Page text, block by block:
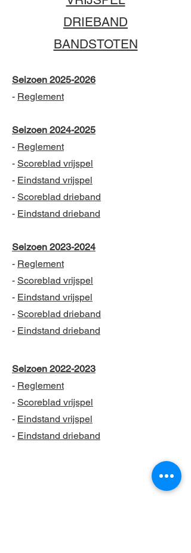
DRIEBAND
BANDSTOTEN
Seizoen 2025-2026
- Reglement
Seizoen 2024-2025
- Reglement
- Scoreblad vrijspel
- Eindstand vrijspel
- Scoreblad drieband
- Eindstand drieband
Seizoen 2023-2024
- Reglement
- Scoreblad vrijspel
- Eindstand vrijspel
- Scoreblad drieband
- Eindstand drieband
Seizoen 2022-2023
- Reglement
- Scoreblad vrijspel
- Eindstand vrijspel
- Eindstand drieband